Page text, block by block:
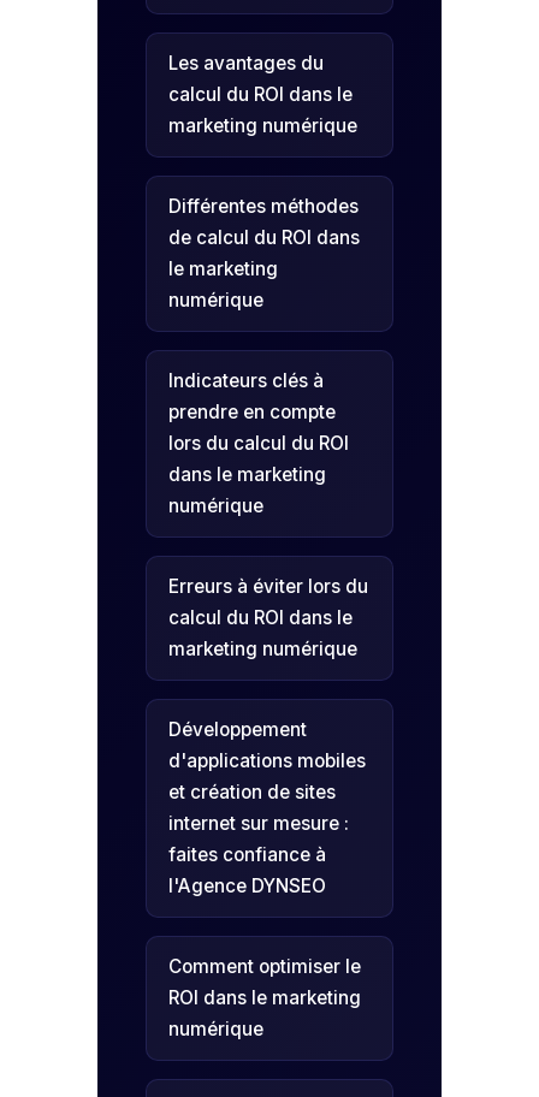
Les avantages du
calcul du ROI dans le
marketing numérique
Différentes méthodes
de calcul du ROI dans
le marketing
numérique
Indicateurs clés à
prendre en compte
lors du calcul du ROI
dans le marketing
numérique
Erreurs à éviter lors du
calcul du ROI dans le
marketing numérique
Développement
d'applications mobiles
et création de sites
internet sur mesure :
faites confiance à
l'Agence DYNSEO
Comment optimiser le
ROI dans le marketing
numérique